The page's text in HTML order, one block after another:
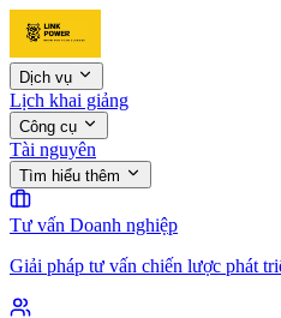
Dịch vụ
Lịch khai giảng
Công cụ
Tài nguyên
Tìm hiểu thêm
Tư vấn Doanh nghiệp
Giải pháp tư vấn chiến lược phát